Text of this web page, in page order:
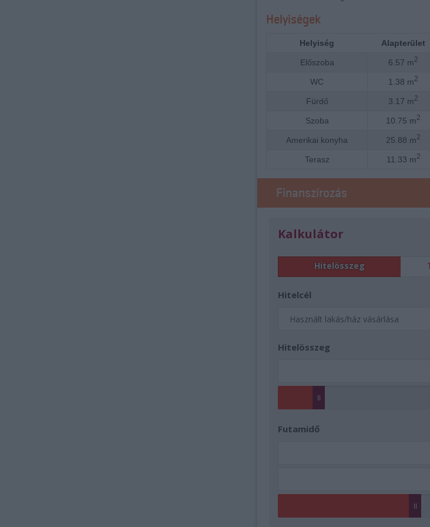
Helyiségek
Helyiség Alapterület
Előszoba 6.57 m2
WC 1.38 m2
Fürdő 3.17 m2
Szoba 10.75 m2
Amerikai konyha 25.88 m2
Terasz 11.33 m2
Finanszírozás